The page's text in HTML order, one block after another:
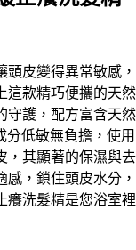
皮變得異常敏感，
這款精巧便攜的天然
守護，配方富含天然
分低敏無負擔，使用
，其顯著的保濕與去
，鎖住頭皮水分，
癢洗髮精是您浴室裡